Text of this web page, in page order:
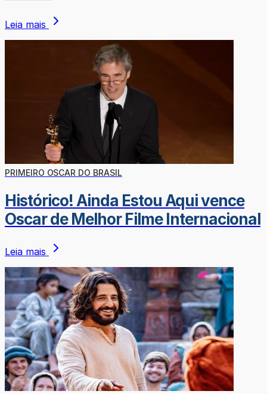
Leia mais
PRIMEIRO OSCAR DO BRASIL
Histórico! Ainda Estou Aqui vence
Oscar de Melhor Filme Internacional
Leia mais